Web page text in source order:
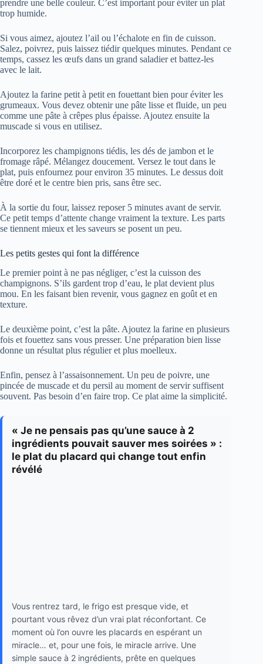
prendre une belle couleur. C’est important pour éviter un plat
trop humide.
Si vous aimez, ajoutez l’ail ou l’échalote en fin de cuisson.
Salez, poivrez, puis laissez tiédir quelques minutes. Pendant ce
temps, cassez les œufs dans un grand saladier et battez-les
avec le lait.
Ajoutez la farine petit à petit en fouettant bien pour éviter les
grumeaux. Vous devez obtenir une pâte lisse et fluide, un peu
comme une pâte à crêpes plus épaisse. Ajoutez ensuite la
muscade si vous en utilisez.
Incorporez les champignons tiédis, les dés de jambon et le
fromage râpé. Mélangez doucement. Versez le tout dans le
plat, puis enfournez pour environ 35 minutes. Le dessus doit
être doré et le centre bien pris, sans être sec.
À la sortie du four, laissez reposer 5 minutes avant de servir.
Ce petit temps d’attente change vraiment la texture. Les parts
se tiennent mieux et les saveurs se posent un peu.
Les petits gestes qui font la différence
Le premier point à ne pas négliger, c’est la cuisson des
champignons. S’ils gardent trop d’eau, le plat devient plus
mou. En les faisant bien revenir, vous gagnez en goût et en
texture.
Le deuxième point, c’est la pâte. Ajoutez la farine en plusieurs
fois et fouettez sans vous presser. Une préparation bien lisse
donne un résultat plus régulier et plus moelleux.
Enfin, pensez à l’assaisonnement. Un peu de poivre, une
pincée de muscade et du persil au moment de servir suffisent
souvent. Pas besoin d’en faire trop. Ce plat aime la simplicité.
« Je ne pensais pas qu’une sauce à 2
ingrédients pouvait sauver mes soirées » :
le plat du placard qui change tout enfin
révélé
Vous rentrez tard, le frigo est presque vide, et
pourtant vous rêvez d’un vrai plat réconfortant. Ce
moment où l’on ouvre les placards en espérant un
miracle… et, pour une fois, le miracle arrive. Une
simple sauce à 2 ingrédients, prête en quelques